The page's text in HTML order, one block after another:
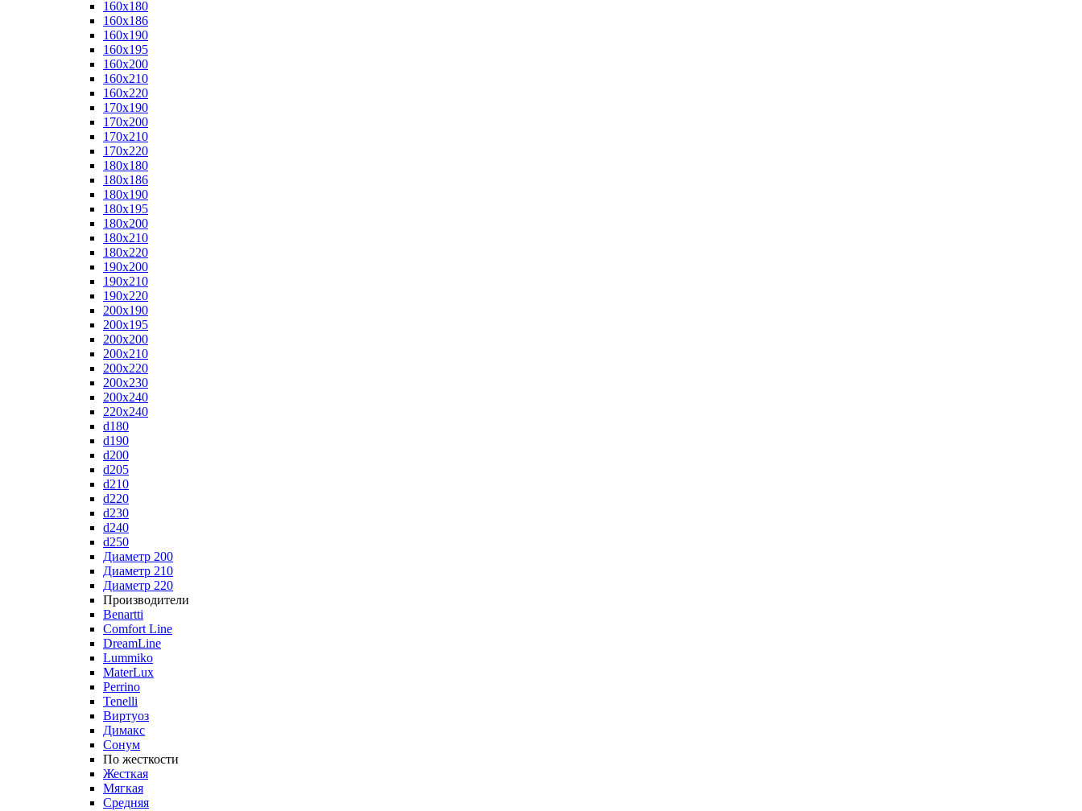
160x180
160x186
160x190
160x195
160x200
160x210
160x220
170x190
170x200
170x210
170x220
180x180
180x186
180x190
180x195
180x200
180x210
180x220
190x200
190x210
190x220
200x190
200x195
200x200
200x210
200x220
200x230
200x240
220x240
d180
d190
d200
d205
d210
d220
d230
d240
d250
Диаметр 200
Диаметр 210
Диаметр 220
Производители
Benartti
Comfort Line
DreamLine
Lummiko
MaterLux
Perrino
Tenelli
Виртуоз
Димакс
Сонум
По жесткости
Жесткая
Мягкая
Средняя